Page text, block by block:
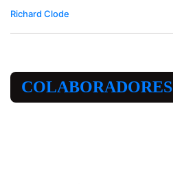
Richard Clode
COLABORADORES